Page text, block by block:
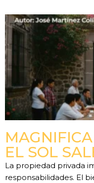
EL SOL
La propiedad privada
responsabilidades. El